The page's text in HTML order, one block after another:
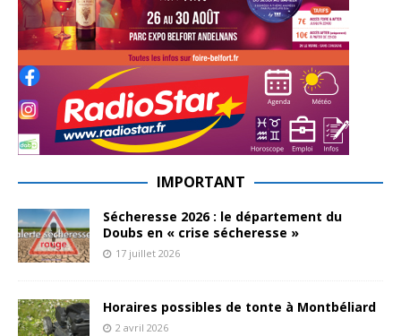
IMPORTANT
Sécheresse 2026 : le département du
Doubs en « crise sécheresse »
17 juillet 2026
Horaires possibles de tonte à Montbéliard
2 avril 2026